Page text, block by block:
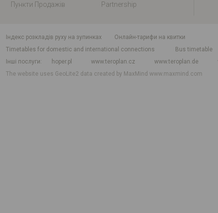
Пункти Продажів
Partnership
індекс розкладів руху на зупинках
Онлайн-тарифи на квитки
Timetables for domestic and international connections
Bus timetable
Інші послуги
hoper.pl www.teroplan.cz www.teroplan.de
The website uses GeoLite2 data created by MaxMindwww.maxmind.com